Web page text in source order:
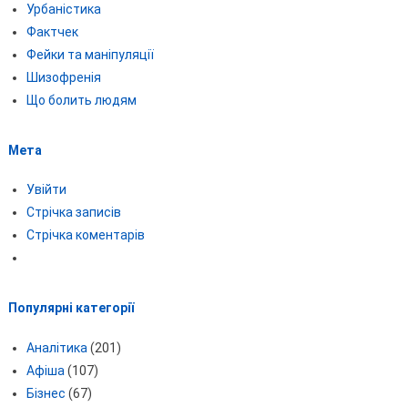
Урбаністика
Фактчек
Фейки та маніпуляції
Шизофренія
Що болить людям
Мета
Увійти
Стрічка записів
Стрічка коментарів
Популярні категорії
Аналітика (201)
Афіша (107)
Бізнес (67)